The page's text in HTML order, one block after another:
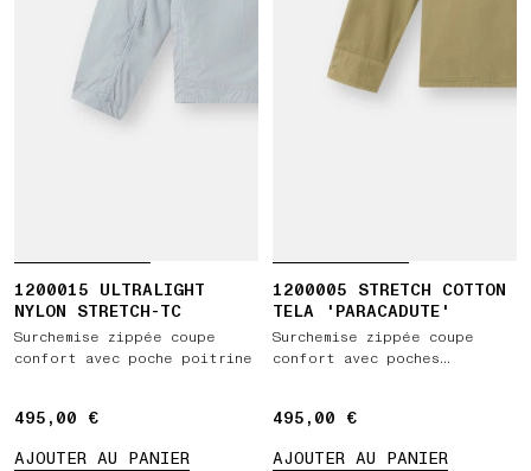
1200015 ULTRALIGHT
NYLON STRETCH-TC
Surchemise zippée coupe
confort avec poche poitrine
495,00 €
495,00 €
AJOUTER AU PANIER
1200005 STRETCH COTTON
TELA 'PARACADUTE'
Surchemise zippée coupe
confort avec poches
495,00 €
495,00 €
AJOUTER AU PANIER